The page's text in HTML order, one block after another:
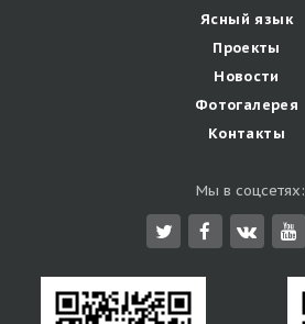
Ясный язык
Проекты
Новости
Фотогалерея
Контакты
Мы в соцсетях: